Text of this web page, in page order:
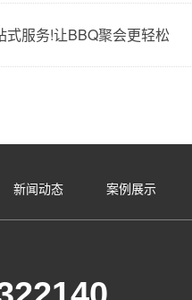
式服务!让BBQ聚会更轻松
新闻动态 案例展示